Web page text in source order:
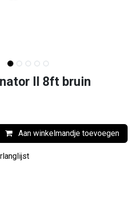
II 8ft bruin
Aan winkelmandje toevoegen